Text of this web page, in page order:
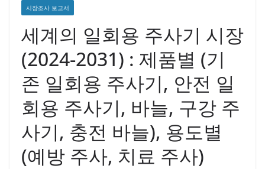
시장조사 보고서
세계의 일회용 주사기 시장
(2024-2031) : 제품별 (기
존 일회용 주사기, 안전 일
회용 주사기, 바늘, 구강 주
사기, 충전 바늘), 용도별
(예방 주사, 치료 주사)